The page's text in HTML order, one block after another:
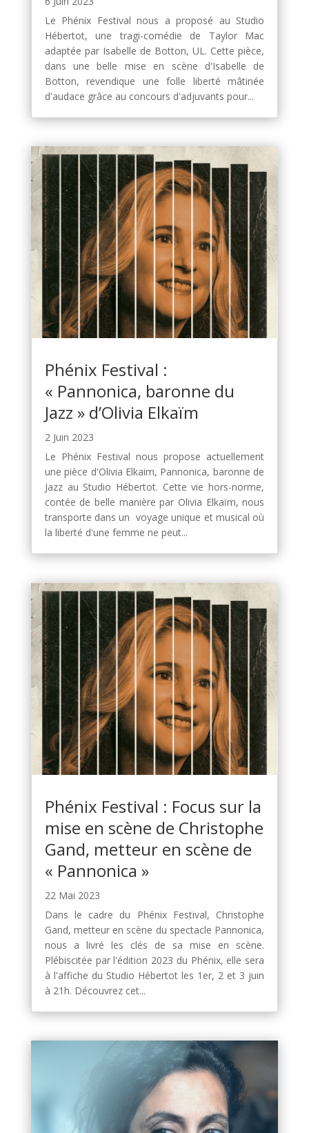
Le Phénix Festival nous a proposé au Studio
Hébertot, une tragi-comédie de Taylor Mac
adaptée par Isabelle de Botton, UL. Cette pièce,
dans une belle mise en scène d'Isabelle de
Botton, revendique une folle liberté mâtinée
d'audace grâce au concours d'adjuvants pour...
Phénix Festival :
« Pannonica, baronne du
Jazz » d’Olivia Elkaïm
2 Juin 2023
Le Phénix Festival nous propose actuellement
une pièce d'Olivia Elkaim, Pannonica, baronne de
Jazz au Studio Hébertot. Cette vie hors-norme,
contée de belle manière par Olivia Elkaïm, nous
transporte dans un voyage unique et musical où
la liberté d'une femme ne peut...
Phénix Festival : Focus sur la
mise en scène de Christophe
Gand, metteur en scène de
« Pannonica »
22 Mai 2023
Dans le cadre du Phénix Festival, Christophe
Gand, metteur en scène du spectacle Pannonica,
nous a livré les clés de sa mise en scène.
Plébiscitée par l'édition 2023 du Phénix, elle sera
à l'affiche du Studio Hébertot les 1er, 2 et 3 juin
à 21h. Découvrez cet...